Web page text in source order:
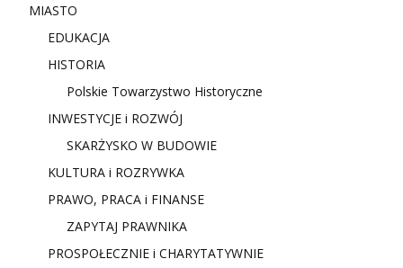
MIASTO
EDUKACJA
HISTORIA
Polskie Towarzystwo Historyczne
INWESTYCJE i ROZWÓJ
SKARŻYSKO W BUDOWIE
KULTURA i ROZRYWKA
PRAWO, PRACA i FINANSE
ZAPYTAJ PRAWNIKA
PROSPOŁECZNIE i CHARYTATYWNIE